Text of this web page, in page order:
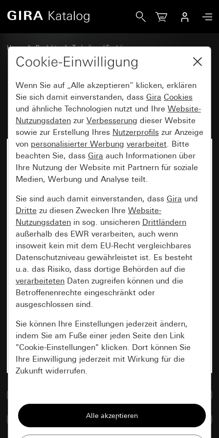
Home Produkte
Technik und Funktionen
System 3000, DALI, sonstige Elektronik
RF Multi Bedienaufsatz 2fach für
KNX
Artikel vergleichen
Cookie-Einwilligung
Wenn Sie auf „Alle akzeptieren“ klicken, erklären
Sie sich damit einverstanden, dass Gira Cookies
und ähnliche Technologien nutzt und Ihre Website-
Nutzungsdaten zur Verbesserung dieser Website
sowie zur Erstellung Ihres Nutzerprofils zur Anzeige
von personalisierter Werbung verarbeitet. Bitte
beachten Sie, dass Gira auch Informationen über
Ihre Nutzung der Website mit Partnern für soziale
Medien, Werbung und Analyse teilt.
Sie sind auch damit einverstanden, dass Gira und
Dritte zu diesen Zwecken Ihre Website-
Nutzungsdaten in sog. unsicheren Drittländern
außerhalb des EWR verarbeiten, auch wenn
insoweit kein mit dem EU-Recht vergleichbares
Datenschutzniveau gewährleistet ist. Es besteht
u.a. das Risiko, dass dortige Behörden auf die
verarbeiteten Daten zugreifen können und die
Betroffenenrechte eingeschränkt oder
ausgeschlossen sind.
Sie können Ihre Einstellungen jederzeit ändern,
indem Sie am Fuße einer jeden Seite den Link
"Cookie-Einstellungen" klicken. Dort können Sie
Ihre Einwilligung jederzeit mit Wirkung für die
Zukunft widerrufen.
Alle Cookies, die wir benötigen um Ihnen die
Seite anzeigen zu können.